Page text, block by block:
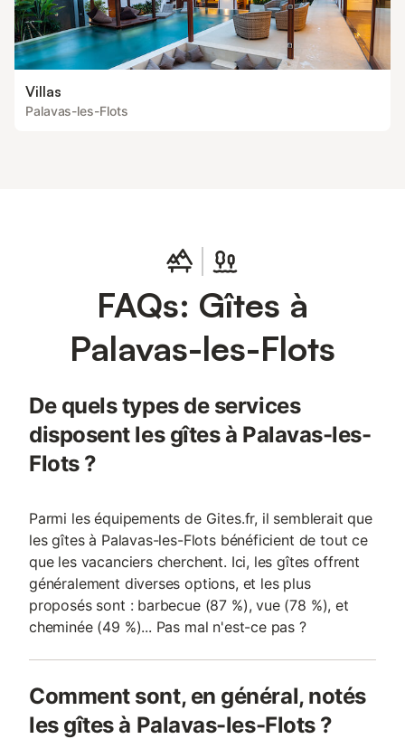
Villas
Palavas-les-Flots
FAQs: Gîtes à
Palavas-les-Flots
De quels types de services
disposent les gîtes à Palavas-les-
Flots ?
Parmi les équipements de Gites.fr, il semblerait que
les gîtes à Palavas-les-Flots bénéficient de tout ce
que les vacanciers cherchent. Ici, les gîtes offrent
généralement diverses options, et les plus
proposés sont : barbecue (87 %), vue (78 %), et
cheminée (49 %)... Pas mal n'est-ce pas ?
Comment sont, en général, notés
les gîtes à Palavas-les-Flots ?